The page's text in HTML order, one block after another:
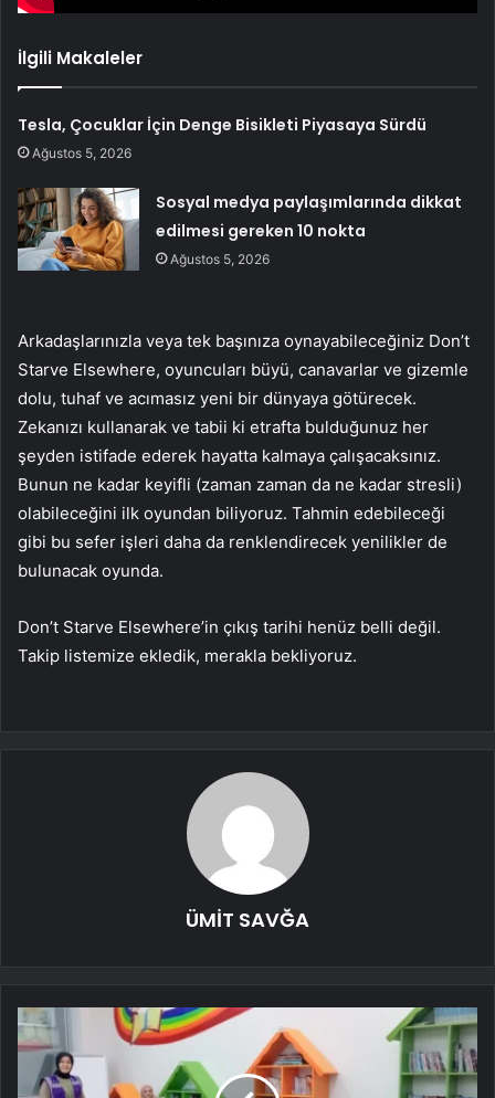
İlgili Makaleler
Tesla, Çocuklar İçin Denge Bisikleti Piyasaya Sürdü
Ağustos 5, 2026
Sosyal medya paylaşımlarında dikkat
edilmesi gereken 10 nokta
Ağustos 5, 2026
Arkadaşlarınızla veya tek başınıza oynayabileceğiniz Don’t
Starve Elsewhere, oyuncuları büyü, canavarlar ve gizemle
dolu, tuhaf ve acımasız yeni bir dünyaya götürecek.
Zekanızı kullanarak ve tabii ki etrafta bulduğunuz her
şeyden istifade ederek hayatta kalmaya çalışacaksınız.
Bunun ne kadar keyifli (zaman zaman da ne kadar stresli)
olabileceğini ilk oyundan biliyoruz. Tahmin edebileceği
gibi bu sefer işleri daha da renklendirecek yenilikler de
bulunacak oyunda.
Don’t Starve Elsewhere’in çıkış tarihi henüz belli değil.
Takip listemize ekledik, merakla bekliyoruz.
ÜMİT SAVĞA